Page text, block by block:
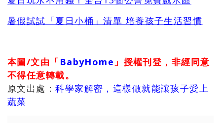
暑假試試「夏日小桶」清單 培養孩子生活習慣
本圖/文由「 BabyHome 」授權刊登，非經同意
不得任意轉載。
原文出處：科學家解密，這樣做就能讓孩子愛上
蔬菜